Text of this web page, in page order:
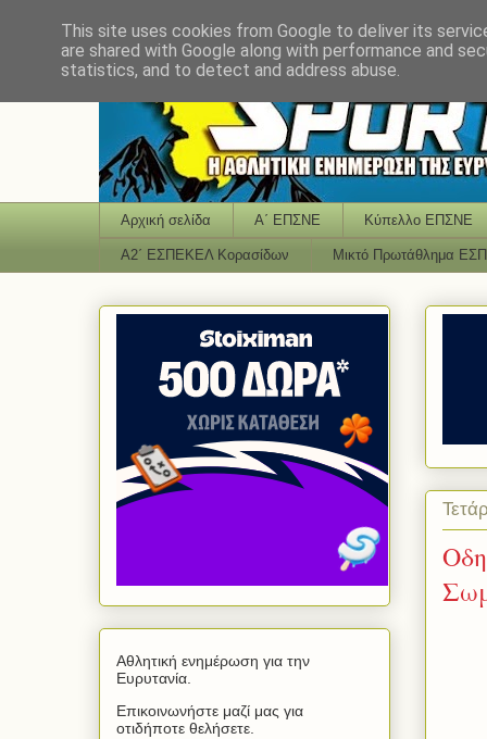
Αρχική σελίδα Α΄ ΕΠΣΝΕ Κύπελλο ΕΠΣΝΕ
Α2΄ ΕΣΠΕΚΕΛ Κορασίδων Μικτό Πρωτάθλημα
Αθλητική ενημέρωση για την
Ευρυτανία.
Επικοινωνήστε μαζί μας για
οτιδήποτε θελήσετε.
This site uses cookies from Google to deliver its
are shared with Google along with performance and
statistics, and to detect and address abuse.